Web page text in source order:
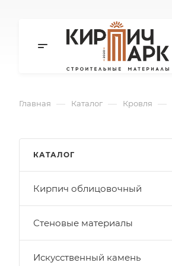
Главная — Каталог — Кровля —
КАТАЛОГ
Кирпич облицовочный
Стеновые материалы
Искусственный камень